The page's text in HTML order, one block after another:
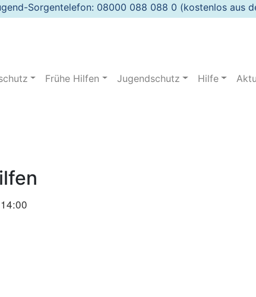
Sorgentelefon: 08000 088 088 0 (kostenlos aus
Frühe Hilfen Jugendschutz Hilfe